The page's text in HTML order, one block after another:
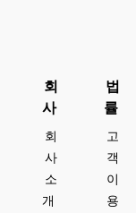
회
사
회
사
소
개
법
률
고
객
이
용